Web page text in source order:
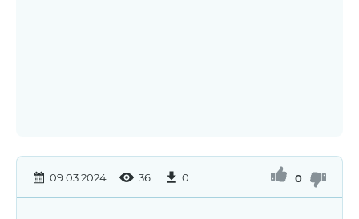
09.03.2024 36 0 0